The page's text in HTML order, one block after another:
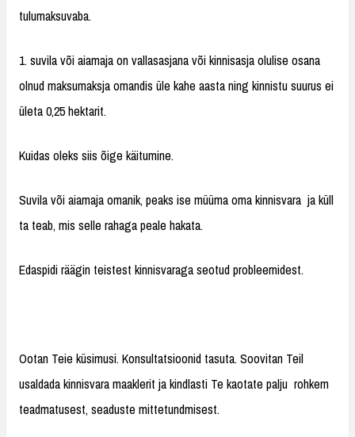
tulumaksuvaba.
1. suvila või aiamaja on vallasasjana või kinnisasja olulise osana
olnud maksumaksja omandis üle kahe aasta ning kinnistu suurus ei
ületa 0,25 hektarit.
Kuidas oleks siis õige käitumine.
Suvila või aiamaja omanik, peaks ise müüma oma kinnisvara ja küll
ta teab, mis selle rahaga peale hakata.
Edaspidi räägin teistest kinnisvaraga seotud probleemidest.
Ootan Teie küsimusi. Konsultatsioonid tasuta. Soovitan Teil
usaldada kinnisvara maaklerit ja kindlasti Te kaotate palju rohkem
teadmatusest, seaduste mittetundmisest.